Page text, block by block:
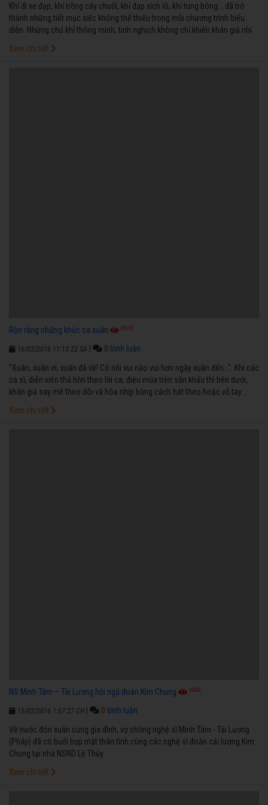
Khỉ đi xe đạp, khỉ trồng cây chuối, khỉ đạp xích lô, khỉ tung bóng... đã trở
thành những tiết mục xiếc không thể thiếu trong mỗi chương trình biểu
diễn. Những chú khỉ thông minh, tinh nghịch không chỉ khiến khán giả nhí
cười nghiêng ngả mà cánh người lớn cũng thấy hứng thú. Nhưng phía sau
những tiết mục xiếc hấp dẫn ấy là chuỗi ngày công phu tập luyện của cả
Xem chi tiết
Rộn ràng những khúc ca xuân 2676
16/02/2016 11:13:22 SA 0 bình luận
"Xuân, xuân ơi, xuân đã về! Có nỗi vui nào vui hơn ngày xuân đến…". Khi các
ca sĩ, diễn viên thả hồn theo lời ca, điệu múa trên sân khấu thì bên dưới,
khán giả say mê theo dõi và hòa nhịp bằng cách hát theo hoặc vỗ tay…
Mùa xuân từ thành thị đến nông thôn của TP Cần Thơ càng thêm bừng
sáng, vui tươi bởi những khúc hát, lời ca rộn ràng mà các đoàn nghệ thuật
Xem chi tiết
NS Minh Tâm – Tài Lương hội ngộ đoàn Kim Chung 3442
15/02/2016 1:07:27 CH 0 bình luận
Về nước đón xuân cùng gia đình, vợ chồng nghệ sĩ Minh Tâm - Tài Lương
(Pháp) đã có buổi họp mặt thân tình cùng các nghệ sĩ đoàn cải lương Kim
Chung tại nhà NSND Lệ Thủy.
Xem chi tiết